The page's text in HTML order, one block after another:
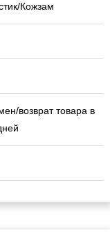
Кожзам
возврат товара в